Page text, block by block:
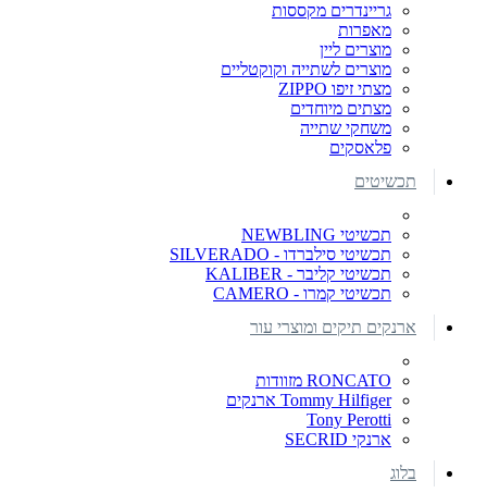
גריינדרים מקססות
מאפרות
מוצרים ליין
מוצרים לשתייה וקוקטליים
מצתי זיפו ZIPPO
מצתים מיוחדים
משחקי שתייה
פלאסקים
תכשיטים
תכשיטי NEWBLING
תכשיטי סילברדו - SILVERADO
תכשיטי קליבר - KALIBER
תכשיטי קמרו - CAMERO
ארנקים תיקים ומוצרי עור
RONCATO מזוודות
Tommy Hilfiger ארנקים
Tony Perotti
ארנקי SECRID
בלוג